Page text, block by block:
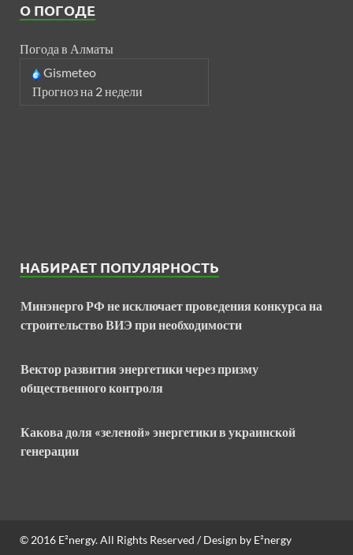
О ПОГОДЕ
Погода в Алматы
Gismeteo
Прогноз на 2 недели
НАБИРАЕТ ПОПУЛЯРНОСТЬ
Минэнерго РФ не исключает проведения конкурса на
строительство ВИЭ при необходимости
Вектор развития энергетики через призму
общественного контроля
Какова доля «зеленой» энергетики в украинской
генерации
© 2016 E²nergy. All Rights Reserved / Design by E²nergy